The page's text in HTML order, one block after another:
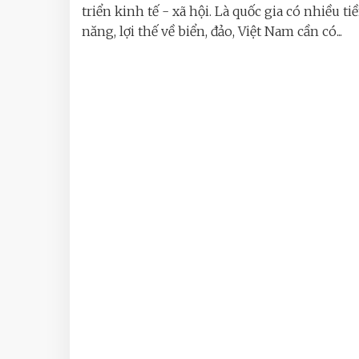
triển kinh tế - xã hội. Là quốc gia có nhiều
năng, lợi thế về biển, đảo, Việt Nam cần có...